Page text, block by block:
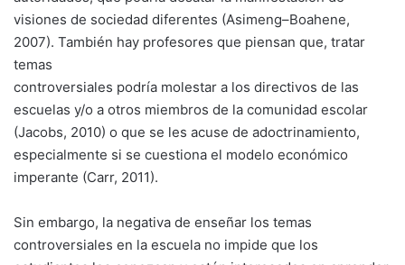
visiones de sociedad diferentes (Asimeng–Boahene,
2007). También hay profesores que piensan que, tratar
temas
controversiales podría molestar a los directivos de las
escuelas y/o a otros miembros de la comunidad escolar
(Jacobs, 2010) o que se les acuse de adoctrinamiento,
especialmente si se cuestiona el modelo económico
imperante (Carr, 2011).
Sin embargo, la negativa de enseñar los temas
controversiales en la escuela no impide que los